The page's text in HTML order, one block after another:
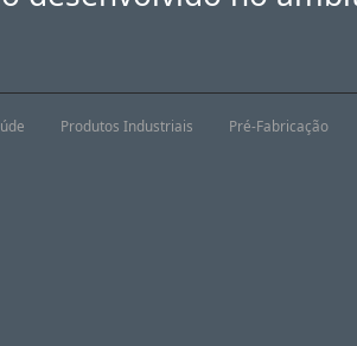
Produtos Industriais Pré-Fabricação